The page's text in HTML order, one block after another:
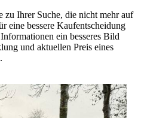
zu Ihrer Suche, die nicht mehr auf
eine bessere Kaufentscheidung
ein besseres Bild
und aktuellen Preis eines